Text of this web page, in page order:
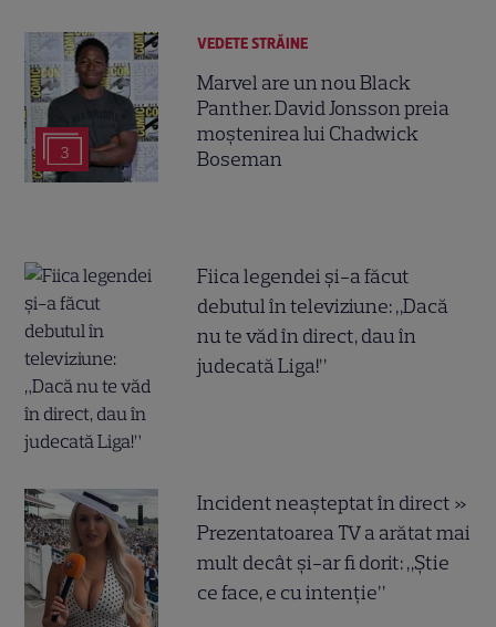
3
VEDETE STRĂINE
Marvel are un nou Black
Panther. David Jonsson preia
moștenirea lui Chadwick
Boseman
Fiica legendei și-a făcut
debutul în televiziune: „Dacă
nu te văd în direct, dau în
judecată Liga!”
Incident neașteptat în direct »
Prezentatoarea TV a arătat mai
mult decât și-ar fi dorit: „Știe
ce face, e cu intenție”